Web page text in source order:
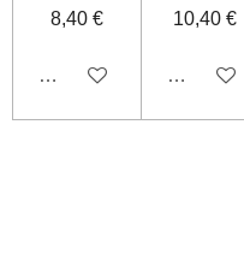
8,40 €
Désactivé
10,40 €
Désactivé